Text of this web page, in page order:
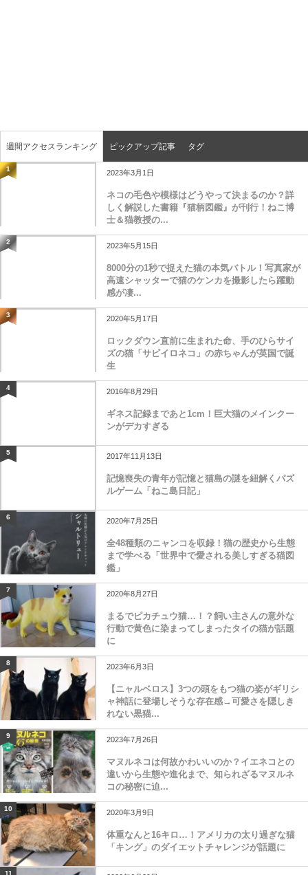
週間アクセスランキング ピックアップ記事 タグ
1 2023年3月1日
ネコの毛色や模様はどうやって決まるのか？詳
しく解説した書籍『猫柄図鑑』が刊行！ねこ博
士＆猫教授の...
2 2023年5月15日
8000分の1秒で捉えた猫の本気バトル！写真家が
高速シャッターで猫のケンカを撮影したら躍動
感が凄...
3 2020年5月17日
ロックダウン直前に生まれた命、手のひらサイ
ズの猫「サビイロネコ」の赤ちゃんが英国で誕
生
4 2016年8月29日
ギネス記録まであと1cm！巨大猫のメインクー
ンがデカすぎる
5 2017年11月13日
記憶喪失の青年が記憶と猫島の謎を紐解くパズ
ルゲーム「ねこ島日記」
6 2020年7月25日
全48種類のニャンコを収録！猫の歴史から生態
まで学べる「世界中で愛される美しすぎる猫図
鑑」
7 2020年8月27日
まるでピカチュウ猫…！？飼い主さんの意外な
行動で黄色に染まってしまったタイの猫が話題
に
8 2023年6月3日
【ニャルベロス】3つの頭をもつ猫の姿がギリシ
ャ神話に登場しそうな存在感→可愛さを隠しき
れない黒猫...
9 2023年7月26日
マヌルネコは何故かわいいのか？イエネコとの
違いから生態や進化まで、知られざるマヌルネ
コの秘密に迫...
10 2020年3月9日
体重なんと16キロ…！アメリカの太り過ぎな猫
「キング」のダイエットチャレンジが話題に
11